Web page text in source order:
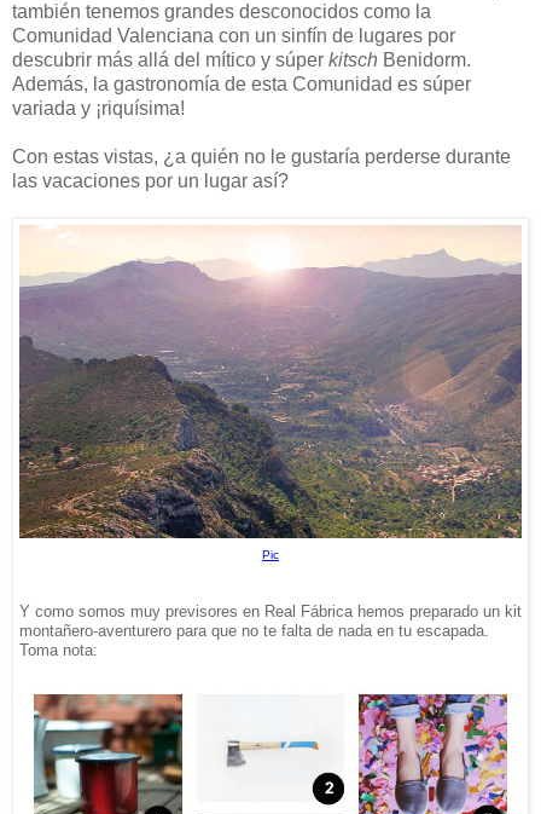
también tenemos grandes desconocidos como la
Comunidad Valenciana con un sinfín de lugares por
descubrir más allá del mítico y súper kitsch Benidorm.
Además, la gastronomía de esta Comunidad es súper
variada y ¡riquísima!
Con estas vistas, ¿a quién no le gustaría perderse durante
las vacaciones por un lugar así?
Pic
Y como somos muy previsores en Real Fábrica hemos preparado un kit
montañero-aventurero para que no te falta de nada en tu escapada.
Toma nota: